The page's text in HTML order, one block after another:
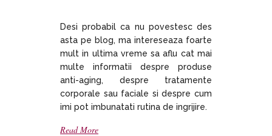
Desi probabil ca nu povestesc des
asta pe blog, ma intereseaza foarte
mult in ultima vreme sa aflu cat mai
multe informatii despre produse
anti-aging, despre tratamente
corporale sau faciale si despre cum
imi pot imbunatati rutina de ingrijire.
Read More